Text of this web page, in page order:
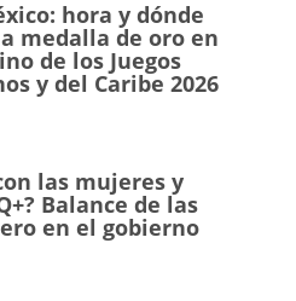
hora y dónde
medalla de oro en
de los Juegos
y del Caribe 2026
las mujeres y
Balance de las
en el gobierno